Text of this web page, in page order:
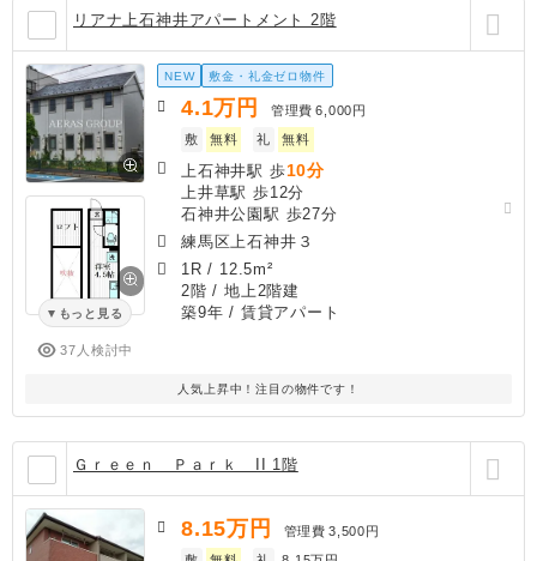
リアナ上石神井アパートメント 2階
もっと見る
37人検討中
NEW 敷金・礼金ゼロ物件
4.1万円 管理費 6,000円
敷
無料 礼 無料
上石神井駅 歩10分
上井草駅 歩12分
石神井公園駅 歩27分
練馬区上石神井３
1R / 12.5m²
2階 / 地上2階建
築9年 / 賃貸アパート
人気上昇中！注目の物件です！
Ｇｒｅｅｎ Ｐａｒｋ II 1階
8.15万円 管理費 3,500円